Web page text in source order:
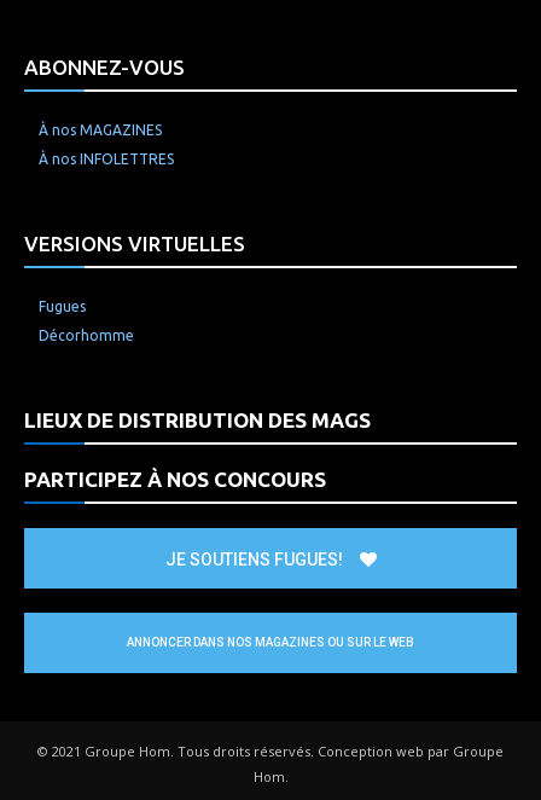
ABONNEZ-VOUS
À nos MAGAZINES
À nos INFOLETTRES
VERSIONS VIRTUELLES
Fugues
Décorhomme
LIEUX DE DISTRIBUTION DES MAGS
PARTICIPEZ À NOS CONCOURS
JE SOUTIENS FUGUES!
ANNONCER DANS NOS MAGAZINES OU SUR LE WEB
© 2021 Groupe Hom. Tous droits réservés. Conception web par Groupe
Hom.